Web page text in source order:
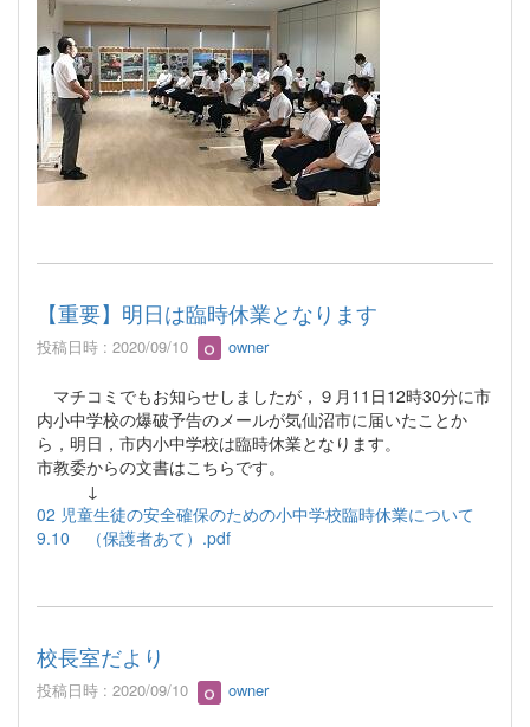
【重要】明日は臨時休業となります
投稿日時 : 2020/09/10 owner
マチコミでもお知らせしましたが，９月11日12時30分に市
内小中学校の爆破予告のメールが気仙沼市に届いたことか
ら，明日，市内小中学校は臨時休業となります。
市教委からの文書はこちらです。
↓
02 児童生徒の安全確保のための小中学校臨時休業について
9.10 （保護者あて）.pdf
校長室だより
投稿日時 : 2020/09/10 owner